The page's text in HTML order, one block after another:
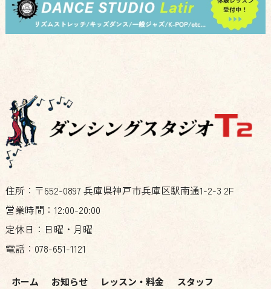
住所：〒652-0897 兵庫県神戸市兵庫区駅南通1-2-3 2F
営業時間：12:00-20:00
定休日：日曜・月曜
電話：078-651-1121
ホーム お知らせ レッスン・料金
スタッフ